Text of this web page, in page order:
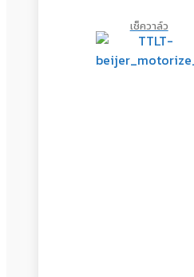
เช็ควาล์ว